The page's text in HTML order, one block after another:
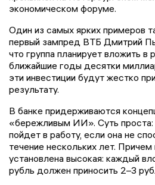
экономическом форуме.
Один из самых ярких примеров
первый зампред ВТБ Дмитрий
что группа планирует вложить в
ближайшие годы десятки
эти инвестиции будут жестко
результату.
В банке придерживаются
«бережливым ИИ». Суть
пойдет в работу, если она не
течение нескольких лет.
установлена высокая: каждый
рубль должен приносить 2–3